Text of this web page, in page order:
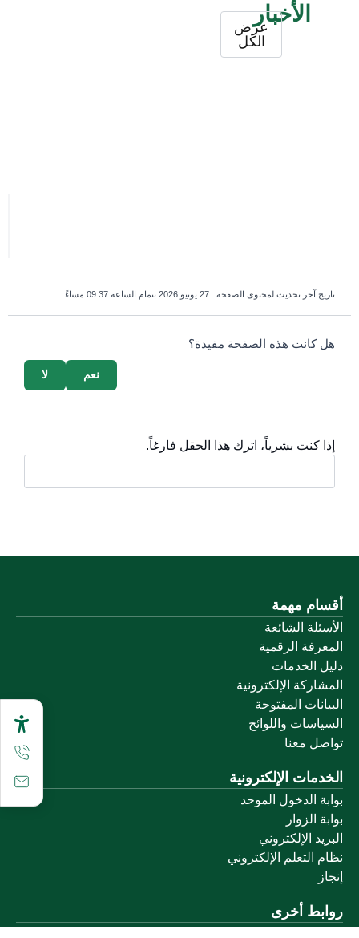
الأخبار
عرض
الكل
تاريخ آخر تحديث لمحتوى الصفحة : 27 يونيو 2026 بتمام الساعة 09:37 مساءً
survey_v2
هل كانت هذه الصفحة مفيدة؟
لا نعم
إذا كنت بشرياً، اترك هذا الحقل فارغاً.
أقسام مهمة
الأسئلة الشائعة
المعرفة الرقمية
دليل الخدمات
المشاركة الإلكترونية
البيانات المفتوحة
السياسات واللوائح
تواصل معنا
الخدمات الإلكترونية
بوابة الدخول الموحد
بوابة الزوار
البريد الإلكتروني
نظام التعلم الإلكتروني
إنجاز
روابط أخرى